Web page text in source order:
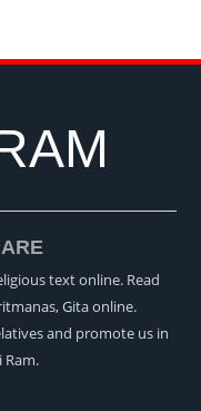
text online. Read
Gita online.
and promote us in
Ram.